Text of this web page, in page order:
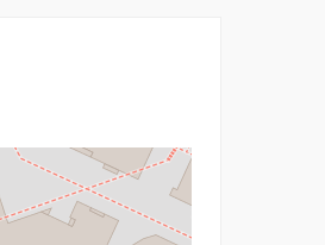
Moteur